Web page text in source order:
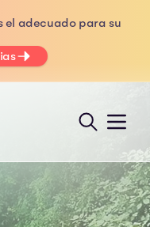
el adecuado para su